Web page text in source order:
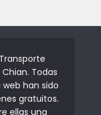
Todas
han sido
gratuitos.
ellas una